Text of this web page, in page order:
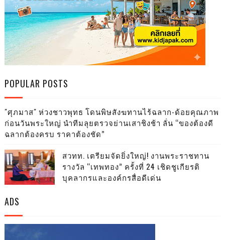
POPULAR POSTS
"ศุภมาส" ห่วงชาวพุทธ โดนพิษสังฆทานไร้ฉลาก-ด้อยคุณภาพ
ก่อนวันพระใหญ่ นำทีมลุยตรวจย่านเสาชิงช้า ลั่น “ของต้องดี
ฉลากต้องครบ ราคาต้องชัด”
สวทท. เตรียมจัดยิ่งใหญ่! งานพระราชทาน
รางวัล “เทพทอง” ครั้งที่ 24 เชิดชูเกียรติ
บุคลากรและองค์กรสื่อดีเด่น
ADS